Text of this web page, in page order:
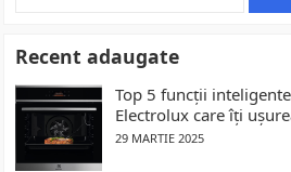
Recent adaugate
Top 5 funcții
Electrolux care îți
29 MARTIE 2025